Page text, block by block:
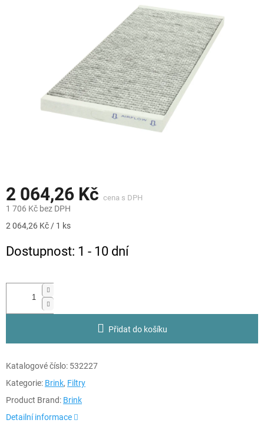
2 064,26 Kč
1 706 Kč bez DPH
Měrná
2 064,26 Kč / 1 ks
Dostupnost: 1 - 10 dní
Přidat do košíku
Katalogové číslo: 532227
Kategorie: Brink, Filtry
Product Brand: Brink
Detailní informace